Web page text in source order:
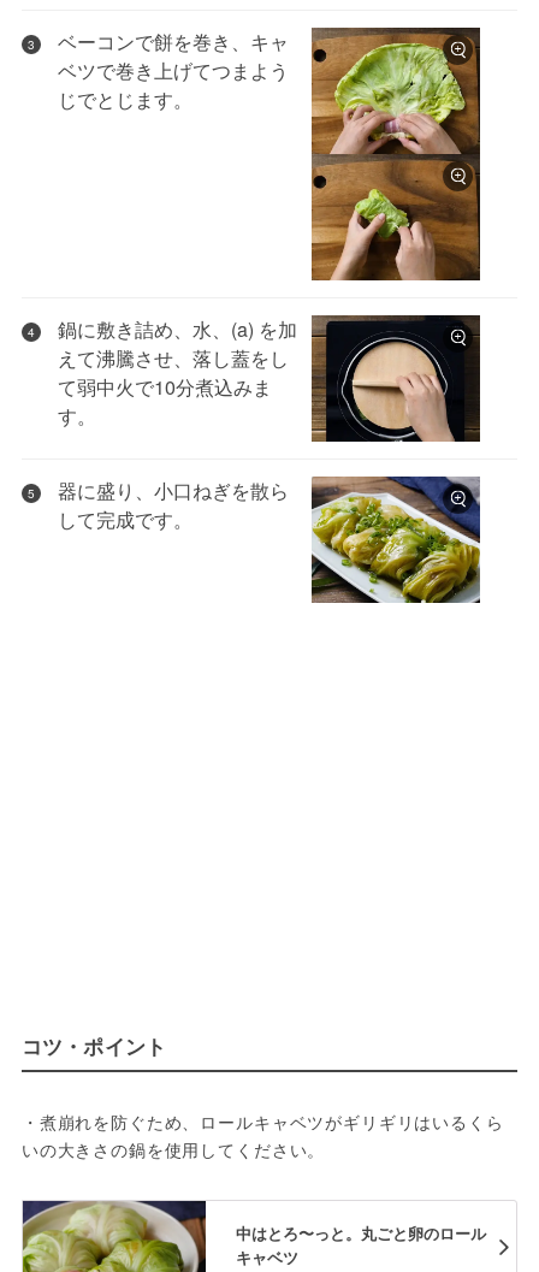
3
ベーコンで餅を巻き、キャ
ベツで巻き上げてつまよう
じでとじます。
4
鍋に敷き詰め、水、(a) を加
えて沸騰させ、落し蓋をし
て弱中火で10分煮込みま
す。
5
器に盛り、小口ねぎを散ら
して完成です。
コツ・ポイント
・煮崩れを防ぐため、ロールキャベツがギリギリはいるくら
いの大きさの鍋を使用してください。
中はとろ〜っと。丸ごと卵のロール
キャベツ